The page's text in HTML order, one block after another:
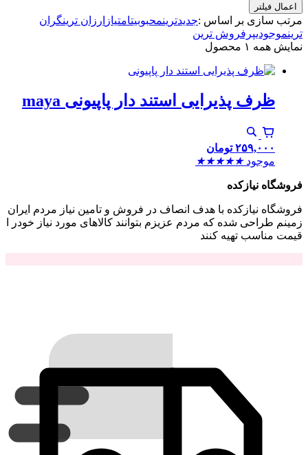
اعمال فیلتر
مرتب سازی بر اساس :جدیدترینمحبوبیتامتیاز ارزان ترینگران
ترینموجودیپرفروش ترین
نمایش همه ۱ محصول
ظرف پذیرایی استند دار پاپیونی maya
۲۵۹,۰۰۰ تومان
موجود ★
★
★
★
★
فروشگاه نیازکده
فروشگاه نیازکده با هدف انصاف در فروش و تامین نیاز مردم ایران
زمینم طراحی شده که مردم عزیزم بتوانند کالاهای مورد نیاز خودر ا
قیمت مناسب تهیه کنند